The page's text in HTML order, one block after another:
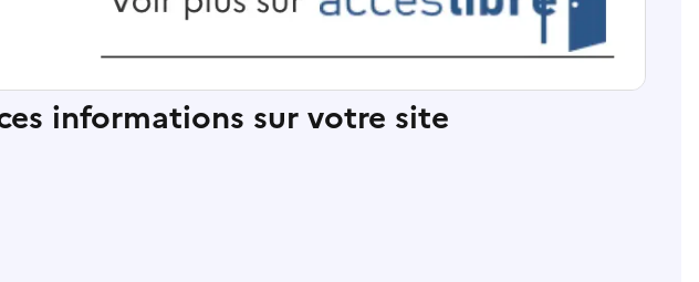
informations sur votre site